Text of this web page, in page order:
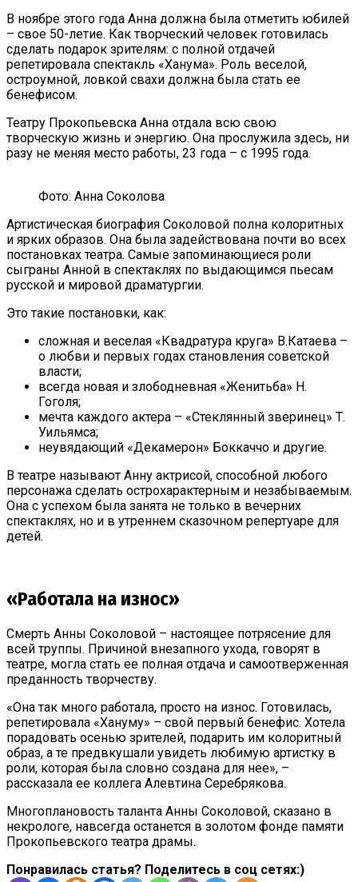
В ноябре этого года Анна должна была отметить юбилей
– свое 50-летие. Как творческий человек готовилась
сделать подарок зрителям: с полной отдачей
репетировала спектакль «Ханума». Роль веселой,
остроумной, ловкой свахи должна была стать ее
бенефисом.
Театру Прокопьевска Анна отдала всю свою
творческую жизнь и энергию. Она прослужила здесь, ни
разу не меняя место работы, 23 года – с 1995 года.
Фото: Анна Соколова
Артистическая биография Соколовой полна колоритных
и ярких образов. Она была задействована почти во всех
постановках театра. Самые запоминающиеся роли
сыграны Анной в спектаклях по выдающимся пьесам
русской и мировой драматургии.
Это такие постановки, как:
сложная и веселая «Квадратура круга» В.Катаева –
о любви и первых годах становления советской
власти;
всегда новая и злободневная «Женитьба» Н.
Гоголя;
мечта каждого актера – «Стеклянный зверинец» Т.
Уильямса;
неувядающий «Декамерон» Боккаччо и другие.
В театре называют Анну актрисой, способной любого
персонажа сделать острохарактерным и незабываемым.
Она с успехом была занята не только в вечерних
спектаклях, но и в утреннем сказочном репертуаре для
детей.
«Работала на износ»
Смерть Анны Соколовой – настоящее потрясение для
всей труппы. Причиной внезапного ухода, говорят в
театре, могла стать ее полная отдача и самоотверженная
преданность творчеству.
«Она так много работала, просто на износ. Готовилась,
репетировала «Хануму» – свой первый бенефис. Хотела
порадовать осенью зрителей, подарить им колоритный
образ, а те предвкушали увидеть любимую артистку в
роли, которая была словно создана для нее», –
рассказала ее коллега Алевтина Серебрякова.
Многоплановость таланта Анны Соколовой, сказано в
некрологе, навсегда останется в золотом фонде памяти
Прокопьевского театра драмы.
Понравилась статья? Поделитесь в соц сетях:)